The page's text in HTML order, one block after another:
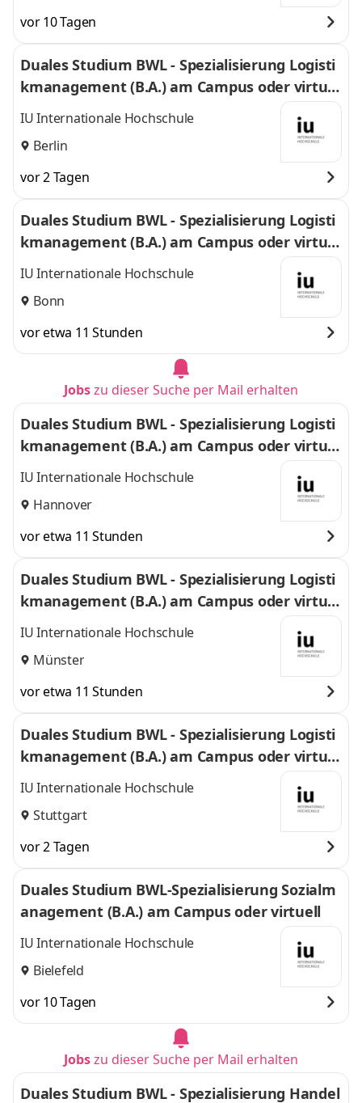
vor 10 Tagen
Duales Studium BWL - Spezialisierung Logisti
kmanagement (B.A.) am Campus oder virtuel
l
IU Internationale Hochschule
Berlin
vor 2 Tagen
Duales Studium BWL - Spezialisierung Logisti
kmanagement (B.A.) am Campus oder virtuel
l
IU Internationale Hochschule
Bonn
vor etwa 11 Stunden
Jobszu dieser Suche per Mail erhalten
Duales Studium BWL - Spezialisierung Logisti
kmanagement (B.A.) am Campus oder virtuel
l
IU Internationale Hochschule
Hannover
vor etwa 11 Stunden
Duales Studium BWL - Spezialisierung Logisti
kmanagement (B.A.) am Campus oder virtuel
l
IU Internationale Hochschule
Münster
vor etwa 11 Stunden
Duales Studium BWL - Spezialisierung Logisti
kmanagement (B.A.) am Campus oder virtuel
l
IU Internationale Hochschule
Stuttgart
vor 2 Tagen
Duales Studium BWL-Spezialisierung Sozialm
anagement (B.A.) am Campus oder virtuell
IU Internationale Hochschule
Bielefeld
vor 10 Tagen
Jobszu dieser Suche per Mail erhalten
Duales Studium BWL - Spezialisierung Handel